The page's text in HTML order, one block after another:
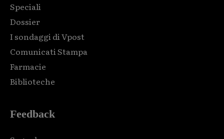
Speciali
Dossier
I sondaggi di Vpost
Comunicati Stampa
Farmacie
Biblioteche
Feedback